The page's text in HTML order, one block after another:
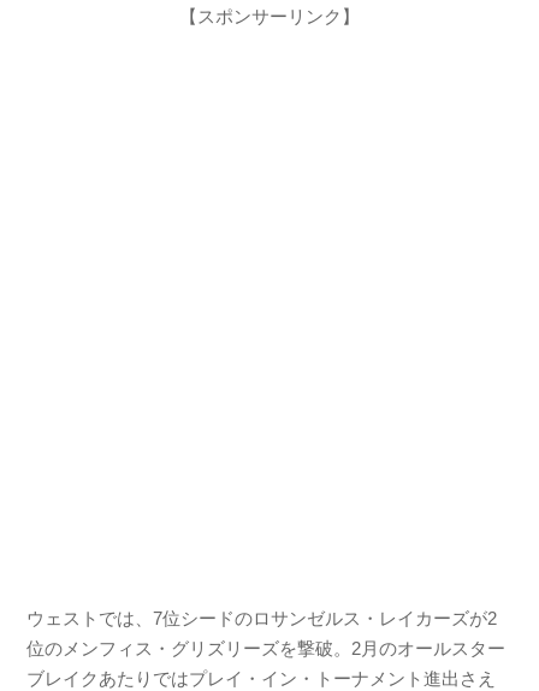
【スポンサーリンク】
ウェストでは、7位シードのロサンゼルス・レイカーズが2
位のメンフィス・グリズリーズを撃破。2月のオールスター
ブレイクあたりではプレイ・イン・トーナメント進出さえ